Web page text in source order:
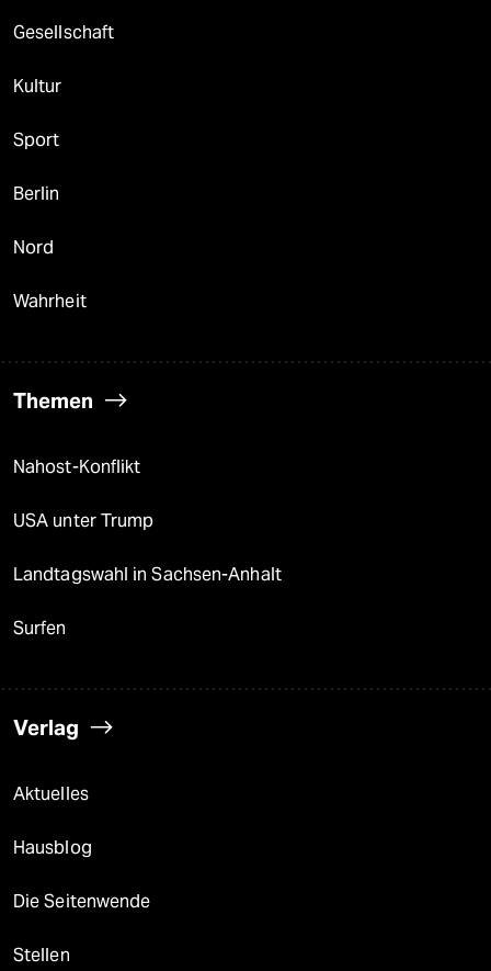
Gesellschaft
Kultur
Sport
Berlin
Nord
Wahrheit
Themen
Nahost-Konflikt
USA unter Trump
Landtagswahl in Sachsen-Anhalt
Surfen
Verlag
Aktuelles
Hausblog
Die Seitenwende
Stellen